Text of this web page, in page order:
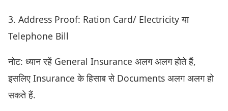
3. Address Proof: Ration Card/ Electricity या
Telephone Bill
नोट: ध्यान रहें General Insurance अलग अलग होते हैं,
इसलिए Insurance के हिसाब से Documents अलग अलग हो
सकते हैं.